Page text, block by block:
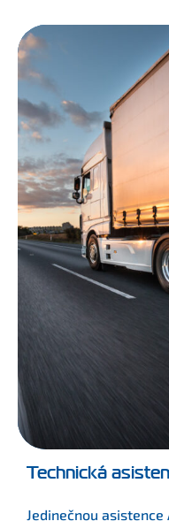
Technická
Jedinečnou